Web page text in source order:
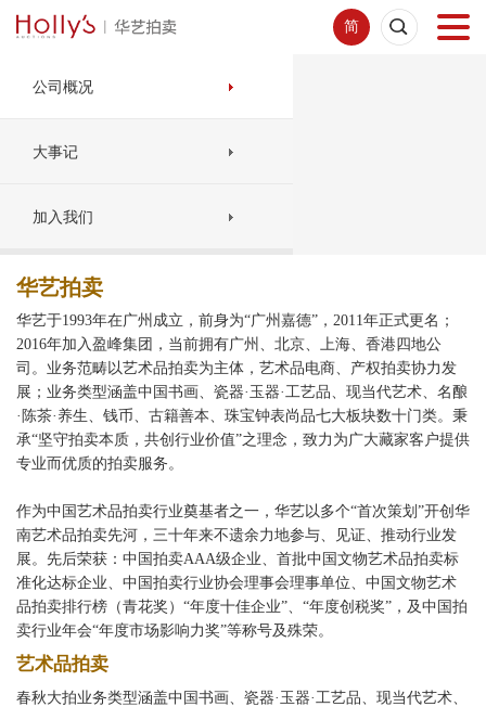
简
首页
拍卖预展
线下拍卖
网络拍卖
服务指南
新闻中心
关于我们
公司概况
大事记
加入我们
华艺拍卖
华艺于1993年在广州成立，前身为“广州嘉德”，2011年正式更名；
2016年加入盈峰集团，当前拥有广州、北京、上海、香港四地公
司。业务范畴以艺术品拍卖为主体，艺术品电商、产权拍卖协力发
展；业务类型涵盖中国书画、瓷器·玉器·工艺品、现当代艺术、名酿
·陈茶·养生、钱币、古籍善本、珠宝钟表尚品七大板块数十门类。秉
承“坚守拍卖本质，共创行业价值”之理念，致力为广大藏家客户提供
专业而优质的拍卖服务。
作为中国艺术品拍卖行业奠基者之一，华艺以多个“首次策划”开创华
南艺术品拍卖先河，三十年来不遗余力地参与、见证、推动行业发
展。先后荣获：中国拍卖AAA级企业、首批中国文物艺术品拍卖标
准化达标企业、中国拍卖行业协会理事会理事单位、中国文物艺术
品拍卖排行榜（青花奖）“年度十佳企业”、“年度创税奖”，及中国拍
卖行业年会“年度市场影响力奖”等称号及殊荣。
艺术品拍卖
春秋大拍业务类型涵盖中国书画、瓷器·玉器·工艺品、现当代艺术、